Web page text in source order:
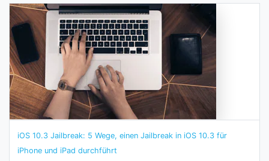
iOS 10.3 Jailbreak: 5 Wege, einen Jailbreak in iOS 10.3 für
iPhone und iPad durchführt